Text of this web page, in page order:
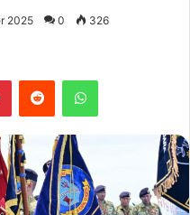
2025 0 326